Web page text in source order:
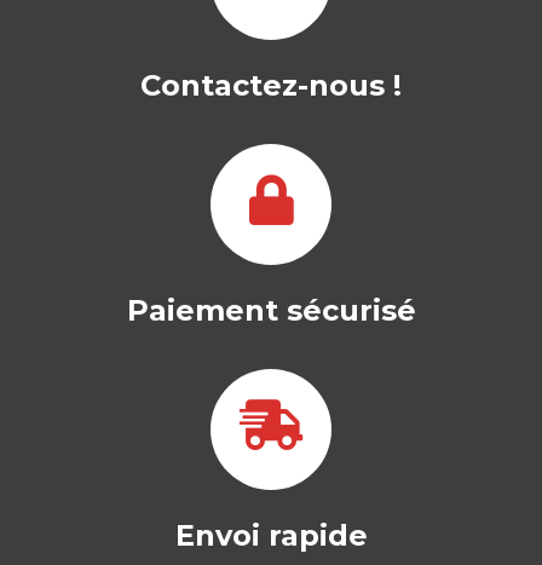
POUR FILIÈRES
COMMERCIALES
Cet ouvrage a pour but de détailler les
notions abordées dans les
34,00
Contactez-nous !
Paiement sécurisé
Envoi rapide